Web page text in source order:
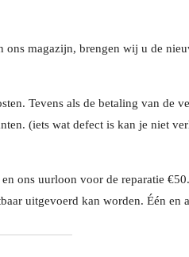
magazijn, brengen wij u de
Tevens als de betaling van de
(iets wat defect is kan je niet
ons uurloon voor de reparatie
uitgevoerd kan worden. Één en